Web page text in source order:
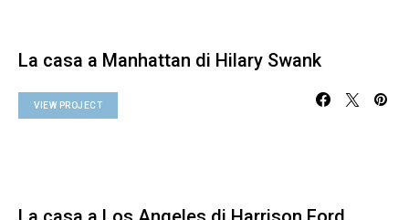
La casa a Manhattan di Hilary Swank
VIEW PROJECT